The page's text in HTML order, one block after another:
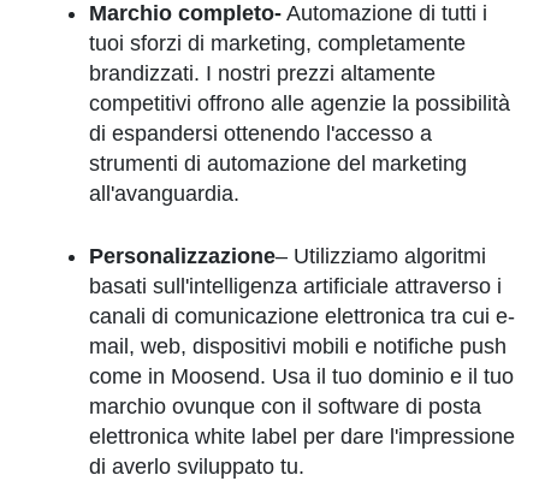
Marchio completo- Automazione di tutti i
tuoi sforzi di marketing, completamente
brandizzati. I nostri prezzi altamente
competitivi offrono alle agenzie la possibilità
di espandersi ottenendo l'accesso a
strumenti di automazione del marketing
all'avanguardia.
Personalizzazione– Utilizziamo algoritmi
basati sull'intelligenza artificiale attraverso i
canali di comunicazione elettronica tra cui e-
mail, web, dispositivi mobili e notifiche push
come in Moosend. Usa il tuo dominio e il tuo
marchio ovunque con il software di posta
elettronica white label per dare l'impressione
di averlo sviluppato tu.